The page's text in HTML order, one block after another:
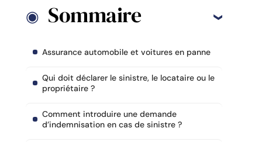
Sommaire
Assurance automobile et voitures en panne
Qui doit déclarer le sinistre, le locataire ou le
propriétaire ?
Comment introduire une demande
d’indemnisation en cas de sinistre ?